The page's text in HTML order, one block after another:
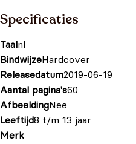
Specificaties
Taalnl
BindwijzeHardcover
Releasedatum2019-06-19
Aantal pagina's60
AfbeeldingNee
Leeftijd8 t/m 13 jaar
Merk